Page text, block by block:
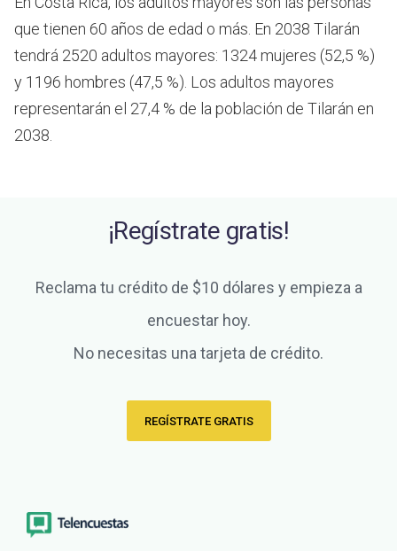
que tienen 60 años de edad o más. En 2038 Tilarán
tendrá 2520 adultos mayores: 1324 mujeres (52,5 %)
y 1196 hombres (47,5 %). Los adultos mayores
representarán el 27,4 % de la población de Tilarán en
2038.
¡Regístrate gratis!
Reclama tu crédito de $10 dólares y empieza a
encuestar hoy.
No necesitas una tarjeta de crédito.
REGÍSTRATE GRATIS